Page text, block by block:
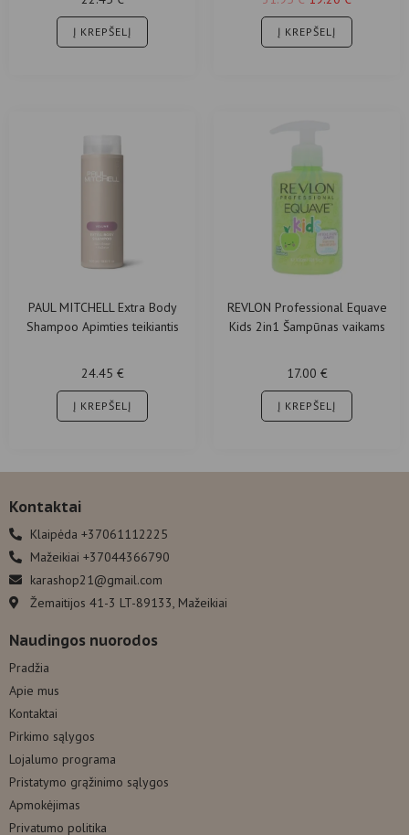
Į KREPŠELĮ Į KREPŠELĮ
PAUL MITCHELL Extra Body
Shampoo Apimties teikiantis
24.45 €
Į KREPŠELĮ
REVLON Professional Equave
Kids 2in1 Šampūnas vaikams
17.00 €
Į KREPŠELĮ
Kontaktai
Klaipėda +37061112225
Mažeikiai +37044366790
karashop21@gmail.com
Žemaitijos 41-3 LT-89133, Mažeikiai
Naudingos nuorodos
Pradžia
Apie mus
Kontaktai
Pirkimo sąlygos
Lojalumo programa
Pristatymo grąžinimo sąlygos
Apmokėjimas
Privatumo politika